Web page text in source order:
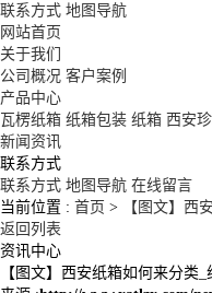
联系方式 地图导航
网站首页
关于我们
公司概况 客户案例
产品中心
瓦楞纸箱 纸箱包装 纸箱 西安
新闻资讯
联系方式
联系方式 地图导航 在线留言
当前位置 : 首页 >
【图文】西
返回列表
资讯中心
【图文】西安纸箱如何来分类